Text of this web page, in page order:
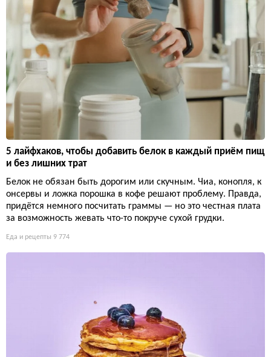
5 лайфхаков, чтобы добавить белок в каждый приём пищ
и без лишних трат
Белок не обязан быть дорогим или скучным. Чиа, конопля, к
онсервы и ложка порошка в кофе решают проблему. Правда,
придётся немного посчитать граммы — но это честная плата
за возможность жевать что-то покруче сухой грудки.
Еда и рецепты 9 774